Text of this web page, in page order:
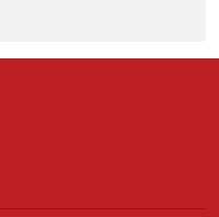
sua tela inicial